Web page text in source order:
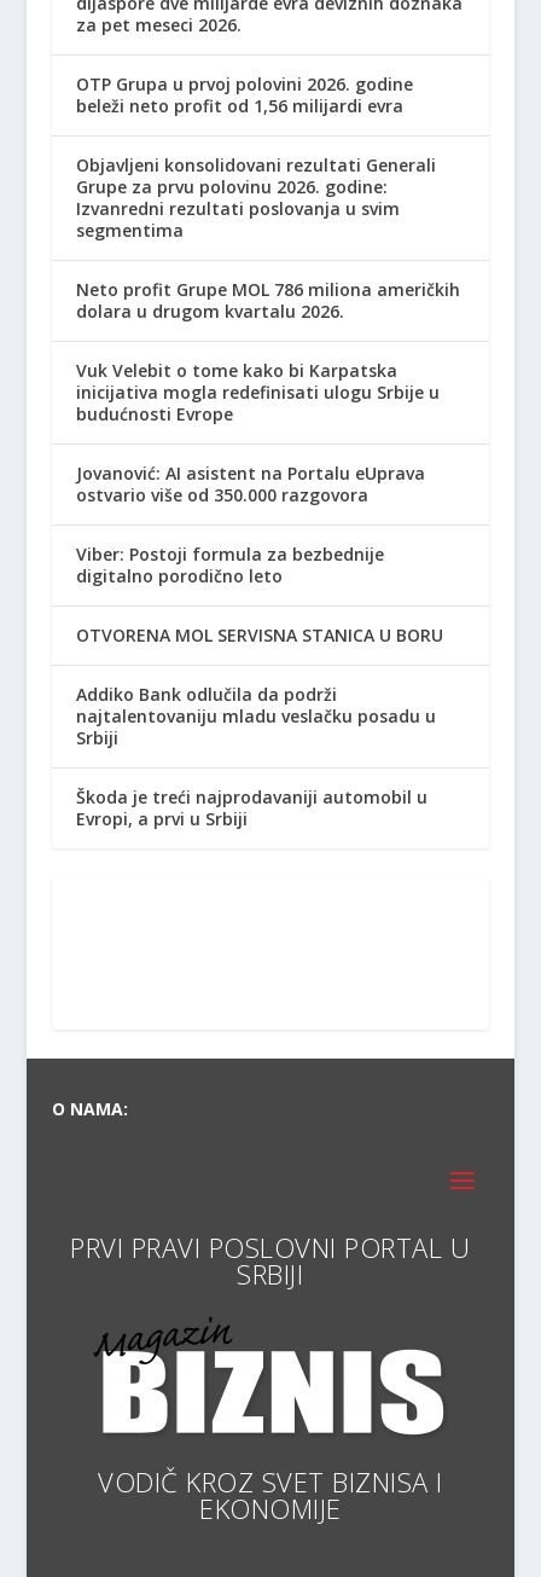
za pet meseci 2026.
OTP Grupa u prvoj polovini 2026. godine
beleži neto profit od 1,56 milijardi evra
Objavljeni konsolidovani rezultati Generali
Grupe za prvu polovinu 2026. godine:
Izvanredni rezultati poslovanja u svim
segmentima
Neto profit Grupe MOL 786 miliona američkih
dolara u drugom kvartalu 2026.
Vuk Velebit o tome kako bi Karpatska
inicijativa mogla redefinisati ulogu Srbije u
budućnosti Evrope
Jovanović: AI asistent na Portalu eUprava
ostvario više od 350.000 razgovora
Viber: Postoji formula za bezbednije
digitalno porodično leto
OTVORENA MOL SERVISNA STANICA U BORU
Addiko Bank odlučila da podrži
najtalentovaniju mladu veslačku posadu u
Srbiji
Škoda je treći najprodavaniji automobil u
Evropi, a prvi u Srbiji
O NAMA:
PRVI PRAVI POSLOVNI PORT
VODIČ KROZ SVET BIZNISA I